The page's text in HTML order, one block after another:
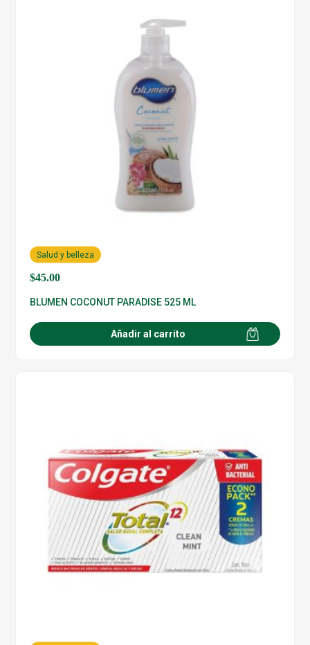
$45.00
Salud y belleza
BLUMEN COCONUT PARADISE 525 ML
Añadir al carrito